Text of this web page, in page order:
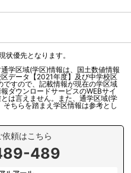
状優先となります。
学区域(学区)情報は、国土数値情報
データ【2021年度】及び中学校区
すので、記載情報が現在の学区域
ダウンロードサービスのWEBサイ
は言えません。また、通学区域(学
ちらを踏まえ学区情報は参考とし
頼はこちら
489